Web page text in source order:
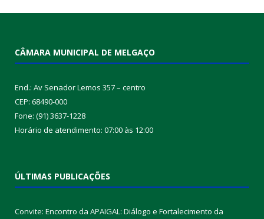
CÂMARA MUNICIPAL DE MELGAÇO
End.: Av Senador Lemos 357 – centro
CEP: 68490-000
Fone: (91) 3637-1228
Horário de atendimento: 07:00 às 12:00
ÚLTIMAS PUBLICAÇÕES
Convite: Encontro da APAIGAL: Diálogo e Fortalecimento da